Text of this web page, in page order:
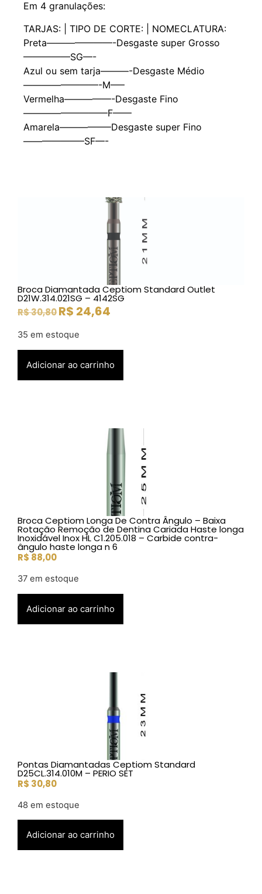
Em 4 granulações:
TARJAS: | TIPO DE CORTE: | NOMECLATURA:
Preta———————-Desgaste super Grosso
—————SG—-
Azul ou sem tarja———-Desgaste Médio
————————-M—–
Vermelha—————-Desgaste Fino
—————————F——
Amarela—————–Desgaste super Fino
——————–SF—-
Broca Diamantada Ceptiom Standard Outlet
D21W.314.021SG – 4142SG
R$30,80R$ 24,64
35 em estoque
Adicionar ao carrinho
Broca Ceptiom Longa De Contra Ângulo – Baixa
Rotação Remoção de Dentina Cariada Haste longa
Inoxidável Inox HL C1.205.018 – Carbide contra-
ângulo haste longa n 6
R$ 88,00
37 em estoque
Adicionar ao carrinho
Pontas Diamantadas Ceptiom Standard
D25CL.314.010M – PERIO SET
R$ 30,80
48 em estoque
Adicionar ao carrinho